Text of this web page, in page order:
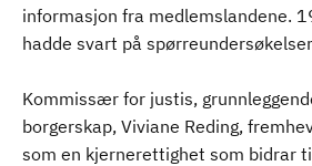
informasjon fra medlemslandene.
hadde svart på
Kommissær for justis,
borgerskap, Viviane Reding,
som en kjernerettighet som bidrar